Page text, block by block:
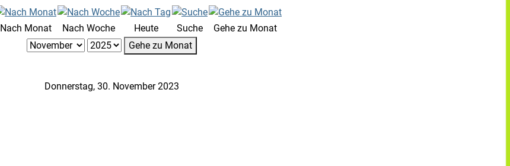
Nach Monat Nach Woche Heute Suche
Gehe zu Monat
Gehe zu Monat
Donnerstag, 30. November 2023